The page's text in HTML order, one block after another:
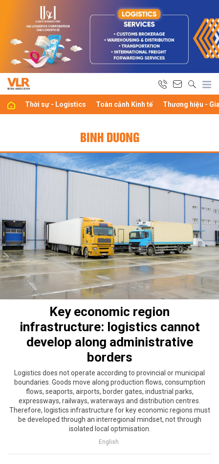
Thời sự - Logistics Toàn cảnh Kinh tế Thương hiệu -
BINH DUONG
Key economic region
infrastructure: logistics cannot
develop along administrative
borders
Logistics does not operate according to provincial or municipal
boundaries. Goods move along production flows, consumption
flows, seaports, airports, border gates, industrial parks,
expressways, railways, waterways and distribution centres.
Therefore, logistics infrastructure for key economic regions must
be developed through an interregional mindset, not through
isolated local optimisation.
English